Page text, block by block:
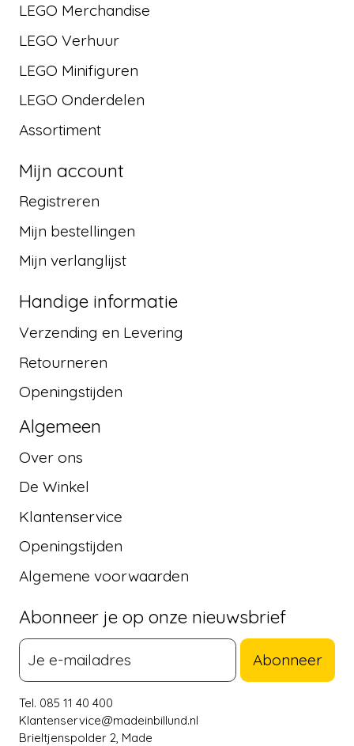
LEGO Merchandise
LEGO Verhuur
LEGO Minifiguren
LEGO Onderdelen
Assortiment
Mijn account
Registreren
Mijn bestellingen
Mijn verlanglijst
Handige informatie
Verzending en Levering
Retourneren
Openingstijden
Algemeen
Over ons
De Winkel
Klantenservice
Openingstijden
Algemene voorwaarden
Abonneer je op onze nieuwsbrief
Abonneer
Tel. 085 11 40 400
Klantenservice@madeinbillund.nl
Brieltjenspolder 2, Made